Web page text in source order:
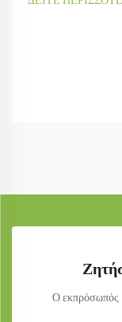
Ο εκπρόσωπός